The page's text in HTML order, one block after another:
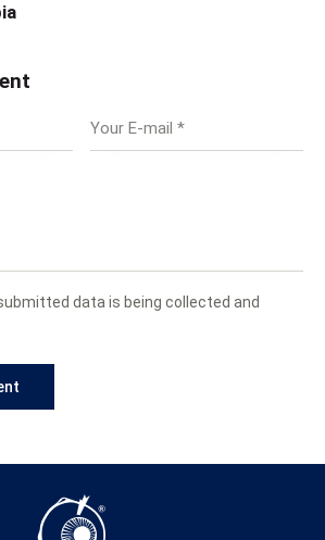
data is being collected and